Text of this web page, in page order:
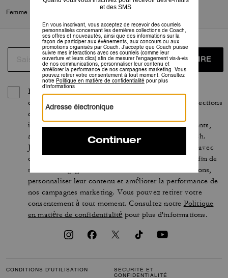
Femme
S’INSCRIRE
En vous inscrivant, vous acceptez de recevoir des
courriels personnalisés concernant les dernières collections
de Coach, ses offres et nouveautés, ainsi que des
informations sur la façon de participer aux événements,
aux concours ou aux promotions organisés par Coach.
J’accepte que Coach puisse suivre mes interactions avec
ces courriels (comme leur ouverture et leurs clics) afin de
mesurer l'engagement vis-à-vis de nos communications,
personnaliser leur contenu et améliorer la performance de
nos campagnes marketing. Vous pouvez retirer votre
consentement à tout moment. Consultez notre Politique
en matière de confidentialité pour plus d'informations.
CONDITIONS D'UTILISATION
SÉCURITÉ ET
CONFIDENTIALITÉ